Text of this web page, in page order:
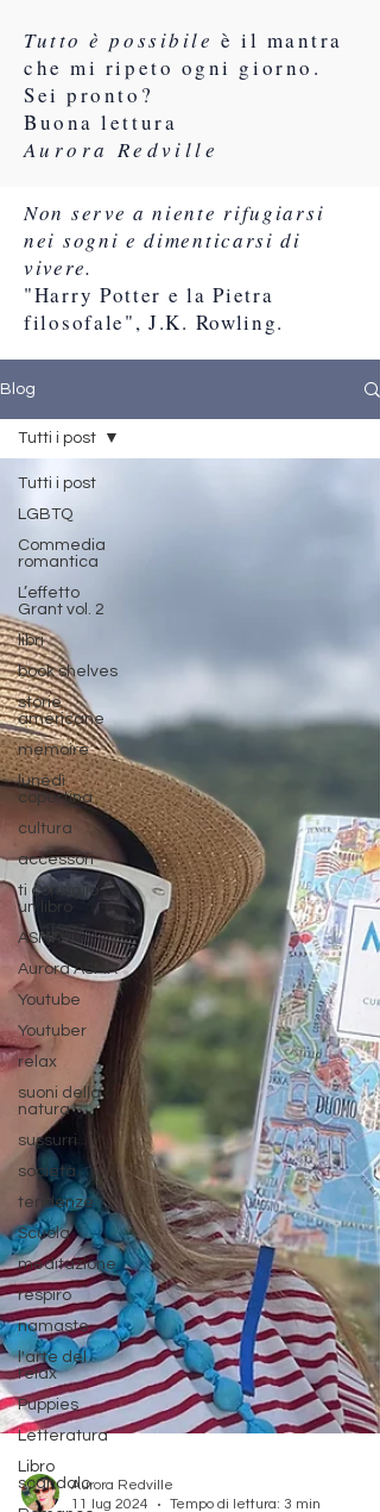
Tutto è possibile è il mantra
che mi ripeto ogni giorno.
Sei pronto?
Buona lettura
Aurora Redville
Non serve a niente rifugiarsi
nei sogni e dimenticarsi di
vivere.
"Harry Potter e la Pietra
filosofale", J.K. Rowling.
Blog
Tutti i post
LGBTQ
Commedia
romantica
L’effetto
Grant vol. 2
libri
book shelves
storie
americane
memoire
lunedì
copertina
cultura
accessori
ti consiglio
un libro
ASMR
Aurora ASMR
Youtube
Youtuber
relax
suoni della
natura
sussurri
società
tendenze
Scuola
meditazione
respiro
namaste
l'arte del
relax
Puppies
Letteratura
Libro
scandalo
Tutti i post